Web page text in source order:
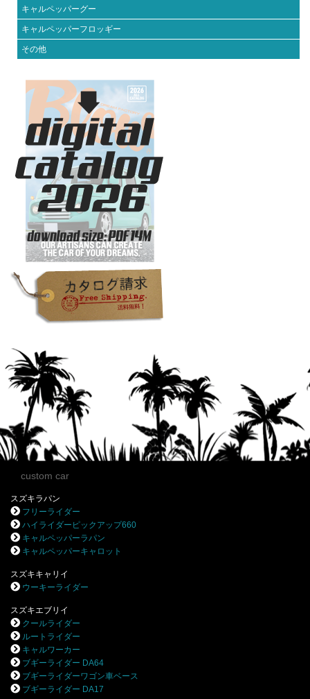
キャルペッパーグー
キャルペッパーフロッギー
その他
custom car
スズキラパン
フリーライダー
ハイライダーピックアップ660
キャルペッパーラパン
キャルペッパーキャロット
スズキキャリイ
ウーキーライダー
スズキエブリイ
クールライダー
ルートライダー
キャルワーカー
ブギーライダー DA64
ブギーライダーワゴン車ベース
ブギーライダー DA17